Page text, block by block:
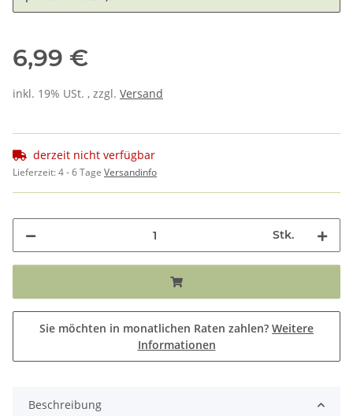
6,99 €
inkl. 19% USt. , zzgl. Versand
derzeit nicht verfügbar
Lieferzeit:4 - 6 Tage Versandinfo
Stk.
Sie möchten in monatlichen Raten zahlen? Weitere
Informationen
Beschreibung